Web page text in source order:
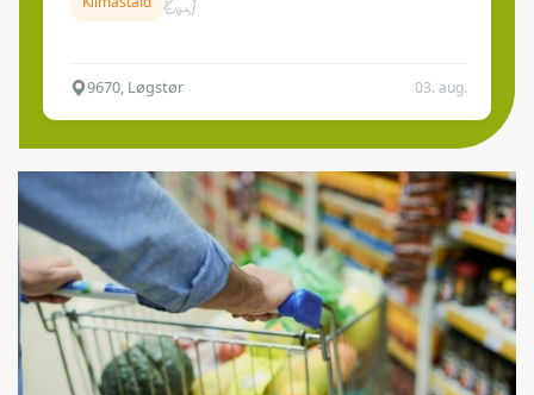
9670, Løgstør 03. aug.